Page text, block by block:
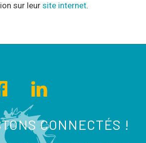
sur leur site internet.
CONNECTÉS !